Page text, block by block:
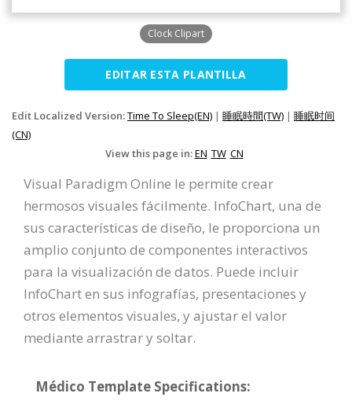
Clock Clipart
EDITAR ESTA PLANTILLA
Edit Localized Version:Time To Sleep(EN) | 睡眠時間(TW) | 睡眠时间
(CN)
View this page in:EN TW CN
Visual Paradigm Online le permite crear
hermosos visuales fácilmente. InfoChart, una de
sus características de diseño, le proporciona un
amplio conjunto de componentes interactivos
para la visualización de datos. Puede incluir
InfoChart en sus infografías, presentaciones y
otros elementos visuales, y ajustar el valor
mediante arrastrar y soltar.
Médico Template Specifications: